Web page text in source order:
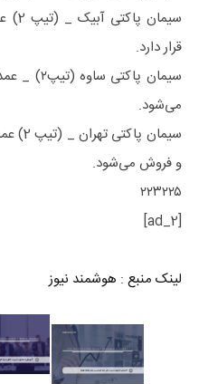
قرار دارد.
می‌شود.
و فروش می‌شود.
۲۲۳۲۲۵
[ad_2]
لینک منبع : هوشمند نیوز